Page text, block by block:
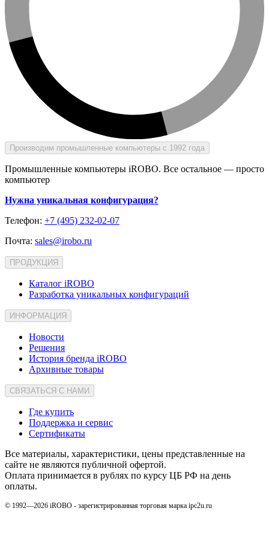
Производим промышленные компьютеры с 1992 года
Промышленные компьютеры iROBO. Все остальное — просто
компьютер
Нужна уникальная конфигурация?
Телефон: +7 (495) 232-02-07
Почта: sales@irobo.ru
ПРОДУКЦИЯ
Каталог iROBO
Разработка уникальных конфигураций
ИНФОРМАЦИЯ
Новости
Решения
История бренда iROBO
Архивные товары
СВЯЗАТЬСЯ С НАМИ
Где купить
Поддержка и сервис
Сертификаты
Все материалы, характеристики, цены представленные на
сайте не являются публичной офертой.
Оплата принимается в рублях по курсу ЦБ РФ на день
оплаты.
© 1992—2026 iROBO - зарегистрированная торговая марка ipc2u.ru